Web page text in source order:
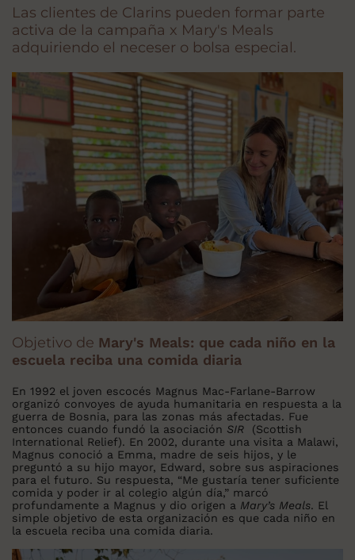
Las clientes de Clarins pueden formar parte
activa de la campaña x Mary's Meals
adquiriendo el neceser o bolsa especial.
Objetivo de Mary's Meals: que cada niño en la
escuela reciba una comida diaria
En 1992 el joven escocés Magnus Mac-Farlane-Barrow
organizó convoyes de ayuda humanitaria en respuesta a la
guerra de Bosnia, para las zonas más afectadas. Fue
entonces cuando fundó la asociación SIR (Scottish
International Relief). En 2002, durante una visita a Malawi,
Magnus conoció a Emma, madre de seis hijos, y le
preguntó a su hijo mayor, Edward, sobre sus aspiraciones
para el futuro. Su respuesta, “Me gustaría tener suficiente
comida y poder ir al colegio algún día,” marcó
profundamente a Magnus y dio origen a Mary’s Meals. El
simple objetivo de esta organización es que cada niño en
la escuela reciba una comida diaria.